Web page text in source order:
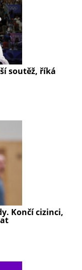
soutěž, říká
Končí cizinci,